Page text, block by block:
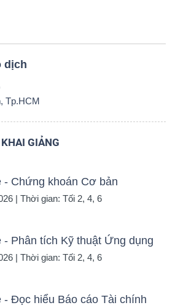
dịch
Tp.HCM
GIẢNG
- Chứng khoán Cơ bản
| Thời gian: Tối 2, 4, 6
- Phân tích Kỹ thuật Ứng dụng
| Thời gian: Tối 2, 4, 6
- Đọc hiểu Báo cáo Tài chính